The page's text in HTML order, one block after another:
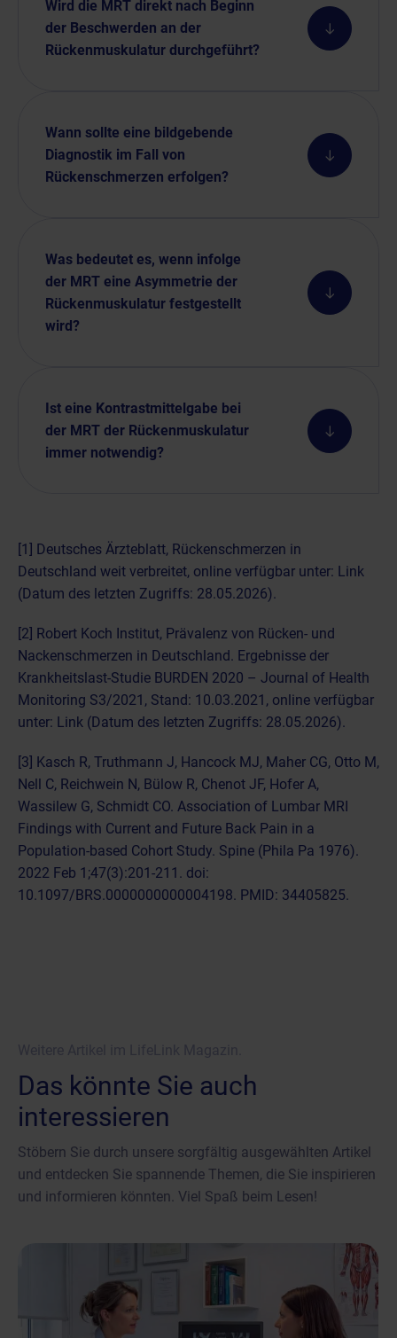
Wird die MRT direkt nach Beginn
der Beschwerden an der
Rückenmuskulatur durchgeführt?
Wann sollte eine bildgebende
Diagnostik im Fall von
Rückenschmerzen erfolgen?
Was bedeutet es, wenn infolge
der MRT eine Asymmetrie der
Rückenmuskulatur festgestellt
wird?
Ist eine Kontrastmittelgabe bei
der MRT der Rückenmuskulatur
immer notwendig?
[1] Deutsches Ärzteblatt, Rückenschmerzen in
Deutschland weit verbreitet, online verfügbar unter: Link
(Datum des letzten Zugriffs: 28.05.2026).
[2] Robert Koch Institut, Prävalenz von Rücken- und
Nackenschmerzen in Deutschland. Ergebnisse der
Krankheitslast-Studie BURDEN 2020 – Journal of Health
Monitoring S3/2021, Stand: 10.03.2021, online verfügbar
unter: Link (Datum des letzten Zugriffs: 28.05.2026).
[3] Kasch R, Truthmann J, Hancock MJ, Maher CG, Otto M,
Nell C, Reichwein N, Bülow R, Chenot JF, Hofer A,
Wassilew G, Schmidt CO. Association of Lumbar MRI
Findings with Current and Future Back Pain in a
Population-based Cohort Study. Spine (Phila Pa 1976).
2022 Feb 1;47(3):201-211. doi:
10.1097/BRS.0000000000004198. PMID: 34405825.
Das könnte Sie auch
interessieren
Stöbern Sie durch unsere sorgfältig ausgewählten Artikel
und entdecken Sie spannende Themen, die Sie inspirieren
und informieren könnten. Viel Spaß beim Lesen!